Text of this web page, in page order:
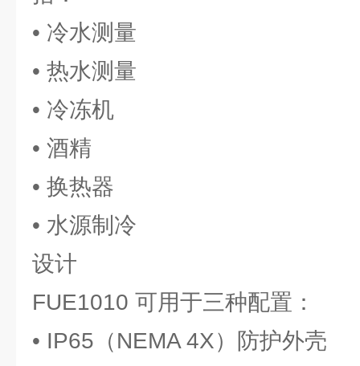
• 冷水测量
• 热水测量
• 冷冻机
• 酒精
• 换热器
• 水源制冷
设计
FUE1010 可用于三种配置：
• IP65（NEMA 4X）防护外壳